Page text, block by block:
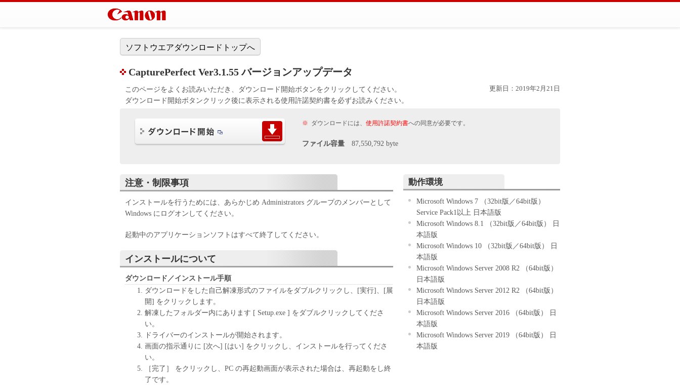
ソフトウエアダウンロードトップへ
CapturePerfect Ver3.1.55 バージョンアップデータ
このページをよくお読みいただき、ダウンロード開始ボタンをクリックしてください。
ダウンロード開始ボタンクリック後に表示される使用許諾契約書を必ずお読みください。
更新日：2019年2月21日
※ ダウンロードには、 使用許諾契約書への同意が必要です。
ファイル容量 87,550,792 byte
注意・制限事項
インストールを行うためには、あらかじめ Administrators グループのメンバーとして
Windows にログオンしてください。
起動中のアプリケーションソフトはすべて終了してください。
インストールについて
ダウンロード／インストール手順
ダウンロードをした自己解凍形式のファイルをダブルクリックし、[実行]、[展
開] をクリックします。
解凍したフォルダー内にあります [ Setup.exe ] をダブルクリックしてくださ
い。
ドライバーのインストールが開始されます。
画面の指示通りに [次へ] [はい] をクリックし、インストールを行ってくださ
い。
［完了］ をクリックし、PC の再起動画面が表示された場合は、再起動をし終
了です。
動作環境
Microsoft Windows 7 （32bit版／64bit版）
Service Pack1以上 日本語版
Microsoft Windows 8.1 （32bit版／64bit版） 日
本語版
Microsoft Windows 10 （32bit版／64bit版） 日
本語版
Microsoft Windows Server 2008 R2 （64bit版）
日本語版
Microsoft Windows Server 2012 R2 （64bit版）
日本語版
Microsoft Windows Server 2016 （64bit版） 日
本語版
Microsoft Windows Server 2019 （64bit版） 日
本語版